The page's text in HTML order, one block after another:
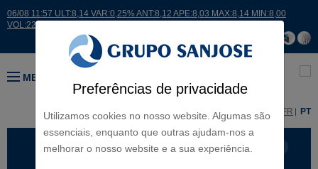
Preferências de privacidade
Utilizamos cookies no nosso website. Algumas são
essenciais, enquanto que outras ajudam-nos a
melhorar o nosso website e a sua experiência.
06/08 11:57 ULT:8,14 VAR:0,25% ANT:8,12 APE:8,03 MAX:8,14 MIN:8,00
VOL:22561
MENU
EN FR PT
LINHAS DE NEGÓCIO CONTINENTES